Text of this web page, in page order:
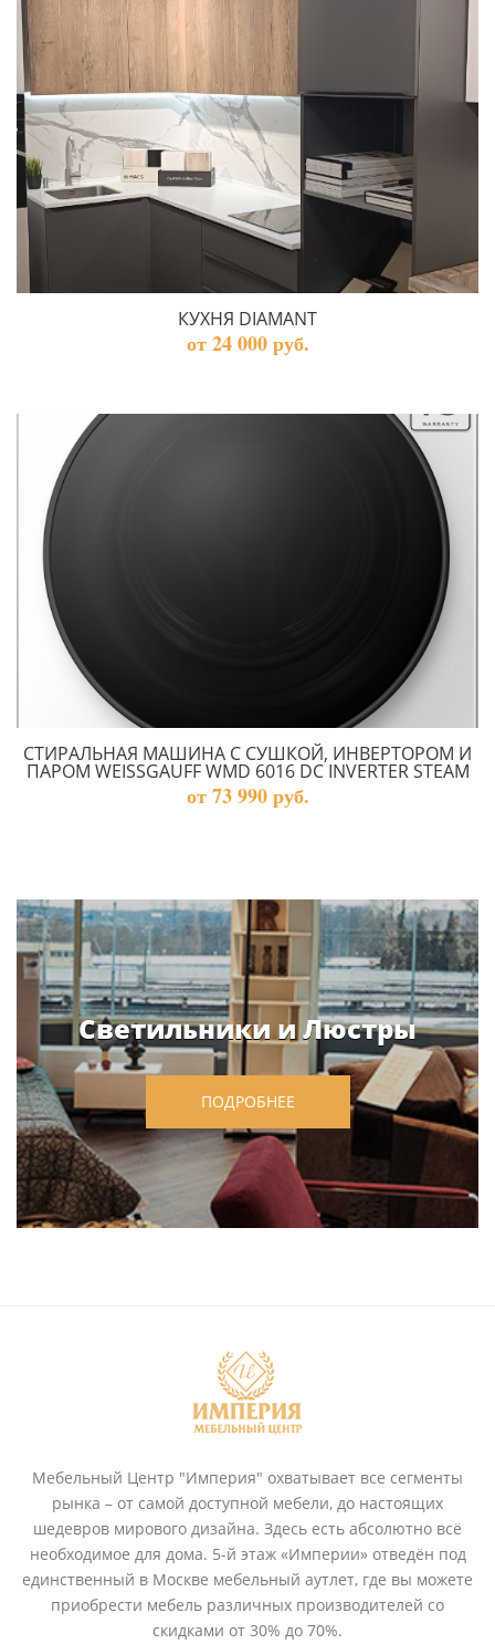
КУХНЯ DIAMANT
от 24 000 руб.
СТИРАЛЬНАЯ МАШИНА С СУШКОЙ, ИНВЕРТОРОМ И
ПАРОМ WEISSGAUFF WMD 6016 DC INVERTER STEAM
от 73 990 руб.
Светильники и Люстры
ПОДРОБНЕЕ
Мебельный Центр "Империя" охватывает все сегменты
рынка – от самой доступной мебели, до настоящих
шедевров мирового дизайна. Здесь есть абсолютно всё
необходимое для дома. 5-й этаж «Империи» отведён под
единственный в Москве мебельный аутлет, где вы можете
приобрести мебель различных производителей со
скидками от 30% до 70%.